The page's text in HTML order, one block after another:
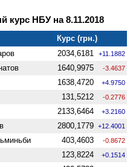
НБУ на 8.11.2018
Курс (грн.)
2034,6181 +11.1882
1640,9975 -3.4637
1638,4720 +4.9750
131,5212 -0.2776
2133,6464 +3.2160
2800,1779 +12.4001
403,4603 -0.8672
123,8224 +0.1514